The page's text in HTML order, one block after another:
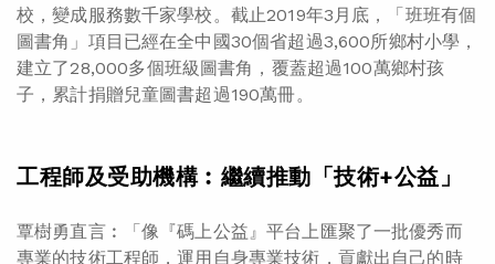
校，變成服務數千家學校。截止2019年3月底，「班班有個
圖書角」項目已經在全中國30個省超過3,600所鄉村小學，
建立了28,000多個班級圖書角，覆蓋超過100萬鄉村孩
子，累計捐贈兒童圖書超過190萬冊。
工程師及受助機構︰繼續推動「技術+公益」
覃樹勇直言︰「像『碼上公益』平台上匯聚了一批優秀而
專業的技術工程師，運用自身專業技術，貢獻出自己的時